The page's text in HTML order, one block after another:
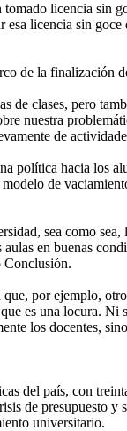
licencia sin
licencia sin
de la finalización
de clases, pero
nuestra
de
política hacia los
de
sea como sea,
en buenas
Conclusión.
por ejemplo,
es una locura.
los docentes,
del país, con
de presupuesto
universitario.